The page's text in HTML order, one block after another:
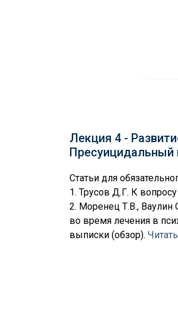
Лекция 4 -
Пресуицидальный
Статьи для
1. Трусов Д.Г. К
2. Моренец Т.В.,
во время лечения в
выписки (обзор). Читать